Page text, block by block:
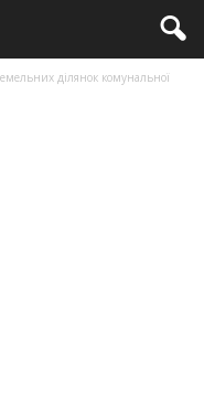
ділянок комунальної